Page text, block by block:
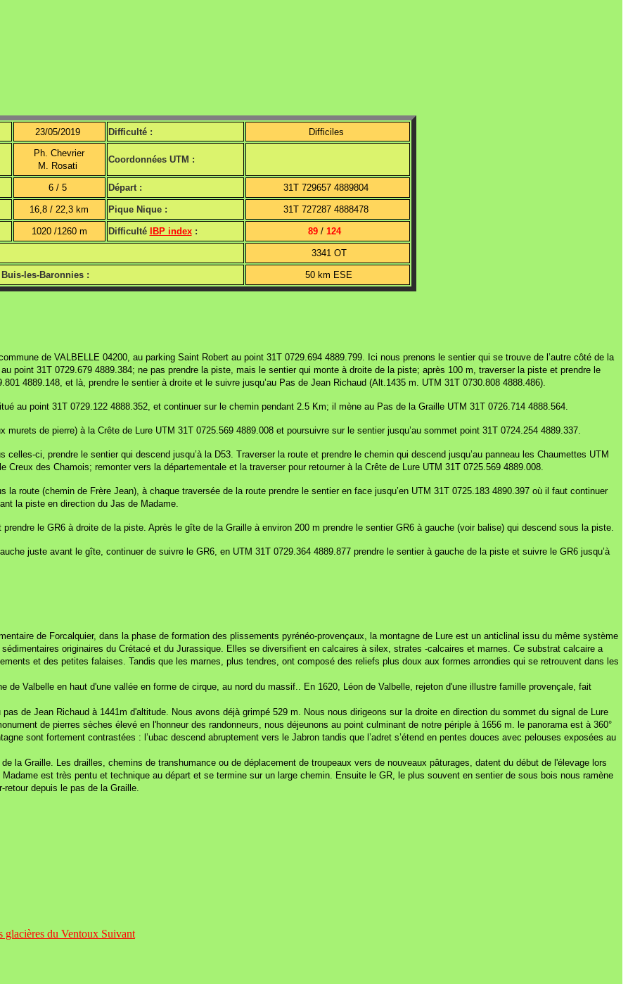
23/05/2019 Difficulté : Difficiles
Ph. Chevrier
M. Rosati
Coordonnées UTM :
6 / 5 Départ : 31T 729657 4889804
16,8 / 22,3 km Pique Nique : 31T 727287 4888478
1020 /1260 m Difficulté IBP index: 89 / 124
3341 OT
les-Baronnies : 50 km ESE
de VALBELLE 04200, au parking Saint Robert au point 31T 0729.694 4889.799. Ici nous prenons le sentier qui se trouve de l’autre côté de la
point 31T 0729.679 4889.384; ne pas prendre la piste, mais le sentier qui monte à droite de la piste; après 100 m, traverser la piste et prendre le
4889.148, et là, prendre le sentier à droite et le suivre jusqu’au Pas de Jean Richaud (Alt.1435 m. UTM 31T 0730.808 4888.486).
au point 31T 0729.122 4888.352, et continuer sur le chemin pendant 2.5 Km; il mène au Pas de la Graille UTM 31T 0726.714 4888.564.
de pierre) à la Crête de Lure UTM 31T 0725.569 4889.008 et poursuivre sur le sentier jusqu’au sommet point 31T 0724.254 4889.337.
ci, prendre le sentier qui descend jusqu’à la D53. Traverser la route et prendre le chemin qui descend jusqu’au panneau les Chaumettes UTM
des Chamois; remonter vers la départementale et la traverser pour retourner à la Crête de Lure UTM 31T 0725.569 4889.008.
route (chemin de Frère Jean), à chaque traversée de la route prendre le sentier en face jusqu’en UTM 31T 0725.183 4890.397 où il faut continuer
la piste en direction du Jas de Madame.
le GR6 à droite de la piste. Après le gîte de la Graille à environ 200 m prendre le sentier GR6 à gauche (voir balise) qui descend sous la piste.
juste avant le gîte, continuer de suivre le GR6, en UTM 31T 0729.364 4889.877 prendre le sentier à gauche de la piste et suivre le GR6 jusqu’à
de Forcalquier, dans la phase de formation des plissements pyrénéo-provençaux, la montagne de Lure est un anticlinal issu du même système
originaires du Crétacé et du Jurassique. Elles se diversifient en calcaires à silex, strates -calcaires et marnes. Ce substrat calcaire a
et des petites falaises. Tandis que les marnes, plus tendres, ont composé des reliefs plus doux aux formes arrondies qui se retrouvent dans les
de Valbelle en haut d'une vallée en forme de cirque, au nord du massif.. En 1620, Léon de Valbelle, rejeton d'une illustre famille provençale, fait
de Jean Richaud à 1441m d'altitude. Nous avons déjà grimpé 529 m. Nous nous dirigeons sur la droite en direction du sommet du signal de Lure
de pierres sèches élevé en l'honneur des randonneurs, nous déjeunons au point culminant de notre périple à 1656 m. le panorama est à 360°
sont fortement contrastées : l’ubac descend abruptement vers le Jabron tandis que l’adret s’étend en pentes douces avec pelouses exposées au
la Graille. Les drailles, chemins de transhumance ou de déplacement de troupeaux vers de nouveaux pâturages, datent du début de l'élevage lors
est très pentu et technique au départ et se termine sur un large chemin. Ensuite le GR, le plus souvent en sentier de sous bois nous ramène
depuis le pas de la Graille.
glacières du Ventoux Suivant